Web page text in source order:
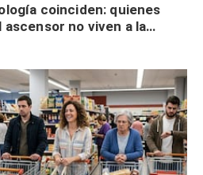
coinciden: quienes
ascensor no viven a la
social